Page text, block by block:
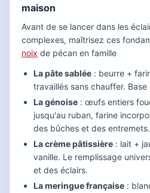
maison
Avant de se lancer dans les
complexes, maîtrisez ces
noix de pécan en famille
La pâte sablée : beurre +
travaillés sans chauffer.
La génoise : œufs entiers
jusqu'au ruban, farine
des bûches et des entremets.
La crème pâtissière : lait +
vanille. Le remplissage
et des éclairs.
La meringue française :